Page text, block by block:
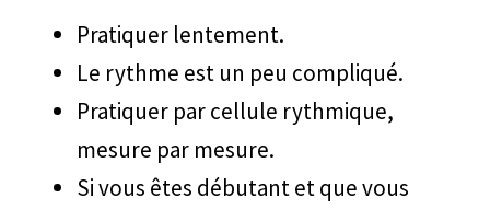
Pratiquer lentement.
Le rythme est un peu compliqué.
Pratiquer par cellule rythmique,
mesure par mesure.
Si vous êtes débutant et que vous